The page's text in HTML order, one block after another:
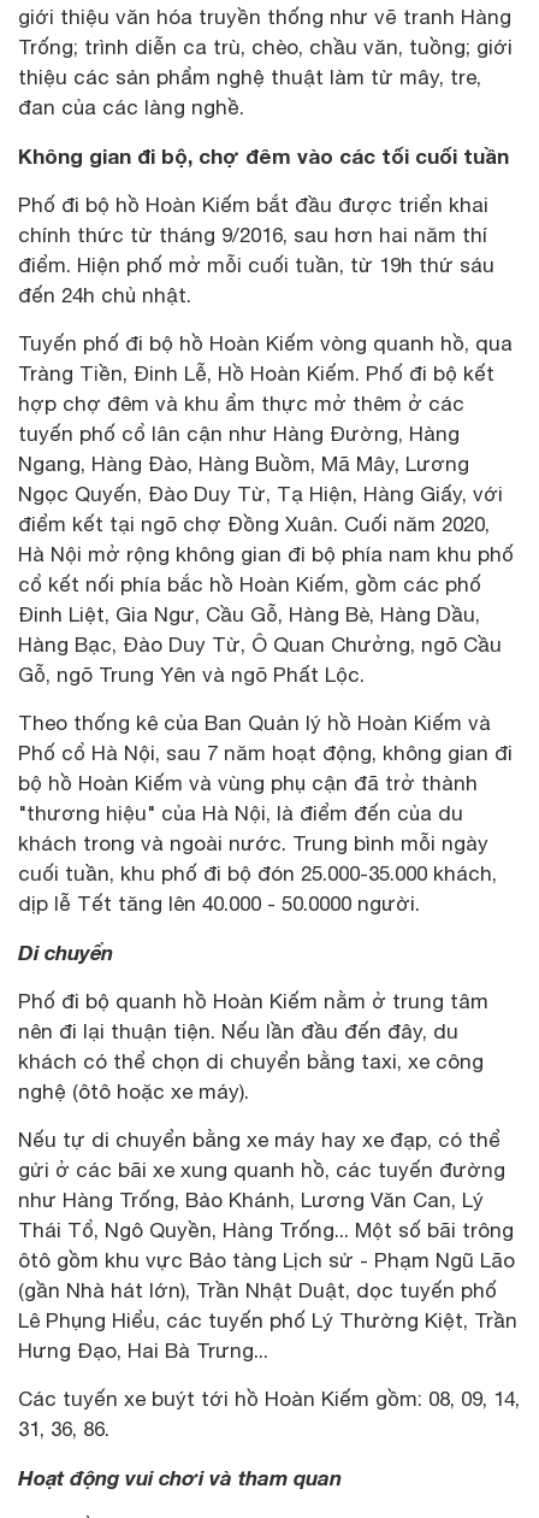
giới thiệu văn hóa truyền thống như vẽ tranh Hàng
Trống; trình diễn ca trù, chèo, chầu văn, tuồng; giới
thiệu các sản phẩm nghệ thuật làm từ mây, tre,
đan của các làng nghề.
Không gian đi bộ, chợ đêm vào các tối cuối tuần
Phố đi bộ hồ Hoàn Kiếm bắt đầu được triển khai
chính thức từ tháng 9/2016, sau hơn hai năm thí
điểm. Hiện phố mở mỗi cuối tuần, từ 19h thứ sáu
đến 24h chủ nhật.
Tuyến phố đi bộ hồ Hoàn Kiếm vòng quanh hồ, qua
Tràng Tiền, Đinh Lễ, Hồ Hoàn Kiếm. Phố đi bộ kết
hợp chợ đêm và khu ẩm thực mở thêm ở các
tuyến phố cổ lân cận như Hàng Đường, Hàng
Ngang, Hàng Đào, Hàng Buồm, Mã Mây, Lương
Ngọc Quyến, Đào Duy Từ, Tạ Hiện, Hàng Giấy, với
điểm kết tại ngõ chợ Đồng Xuân. Cuối năm 2020,
Hà Nội mở rộng không gian đi bộ phía nam khu phố
cổ kết nối phía bắc hồ Hoàn Kiếm, gồm các phố
Đinh Liệt, Gia Ngư, Cầu Gỗ, Hàng Bè, Hàng Dầu,
Hàng Bạc, Đào Duy Từ, Ô Quan Chưởng, ngõ Cầu
Gỗ, ngõ Trung Yên và ngõ Phất Lộc.
Theo thống kê của Ban Quản lý hồ Hoàn Kiếm và
Phố cổ Hà Nội, sau 7 năm hoạt động, không gian đi
bộ hồ Hoàn Kiếm và vùng phụ cận đã trở thành
"thương hiệu" của Hà Nội, là điểm đến của du
khách trong và ngoài nước. Trung bình mỗi ngày
cuối tuần, khu phố đi bộ đón 25.000-35.000 khách,
dịp lễ Tết tăng lên 40.000 - 50.0000 người.
Di chuyển
Phố đi bộ quanh hồ Hoàn Kiếm nằm ở trung tâm
nên đi lại thuận tiện. Nếu lần đầu đến đây, du
khách có thể chọn di chuyển bằng taxi, xe công
nghệ (ôtô hoặc xe máy).
Nếu tự di chuyển bằng xe máy hay xe đạp, có thể
gửi ở các bãi xe xung quanh hồ, các tuyến đường
như Hàng Trống, Bảo Khánh, Lương Văn Can, Lý
Thái Tổ, Ngô Quyền, Hàng Trống... Một số bãi trông
ôtô gồm khu vực Bảo tàng Lịch sử - Phạm Ngũ Lão
(gần Nhà hát lớn), Trần Nhật Duật, dọc tuyến phố
Lê Phụng Hiểu, các tuyến phố Lý Thường Kiệt, Trần
Hưng Đạo, Hai Bà Trưng...
Các tuyến xe buýt tới hồ Hoàn Kiếm gồm: 08, 09, 14,
31, 36, 86.
Hoạt động vui chơi và tham quan